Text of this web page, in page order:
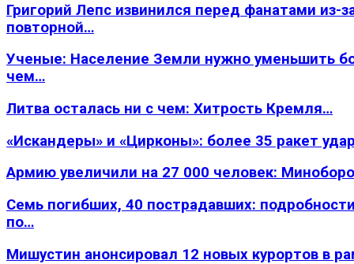
Григорий Лепс извинился перед фанатами из-
повторной…
Ученые: Население Земли нужно уменьшить
чем…
Литва осталась ни с чем: Хитрость Кремля…
«Искандеры» и «Цирконы»: более 35 ракет
Армию увеличили на 27 000 человек:
Семь погибших, 40 пострадавших:
по…
Мишустин анонсировал 12 новых курортов в